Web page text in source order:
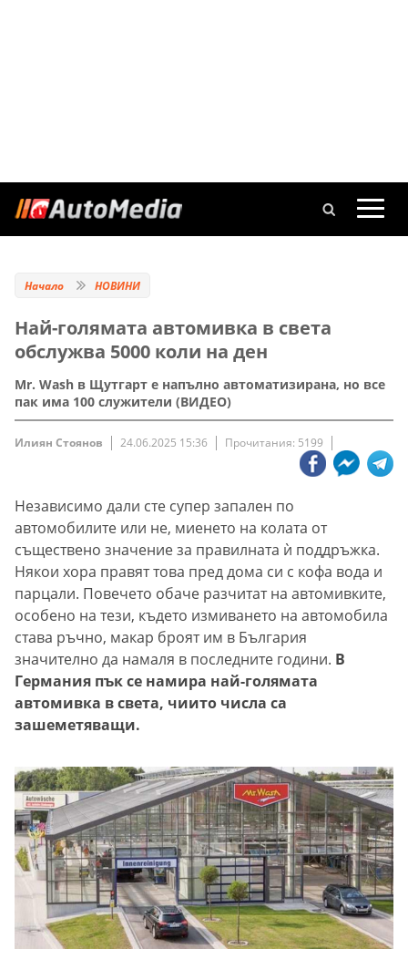
Начало НОВИНИ
Най-голямата автомивка в света
обслужва 5000 коли на ден
Mr. Wash в Щутгарт е напълно автоматизирана, но все
пак има 100 служители (ВИДЕО)
Илиян Стоянов 24.06.2025 15:36 Прочитания: 5199
Независимо дали сте супер запален по
автомобилите или не, миенето на колата от
съществено значение за правилната ѝ поддръжка.
Някои хора правят това пред дома си с кофа вода и
парцали. Повечето обаче разчитат на автомивките,
особено на тези, където измиването на автомобила
става ръчно, макар броят им в България
значително да намаля в последните години. В
Германия пък се намира най-голямата
автомивка в света, чиито числа са
зашеметяващи.